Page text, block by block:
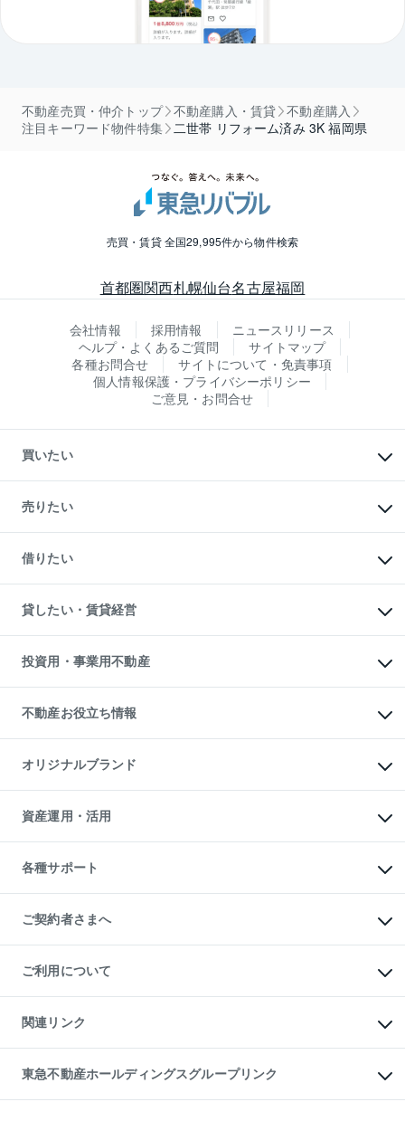
不動産売買・仲介トップ 不動産購入・賃貸
不動産購入
注目キーワード物件特集
二世帯 リフォーム済み 3K 福岡県
売買・賃貸 全国29,995件から物件検索
首都圏関西札幌仙台名古屋福岡
会社情報 採用情報
ニュースリリース
ヘルプ・よくあるご質問
サイトマップ
各種お問合せ
サイトについて・免責事項
個人情報保護・プライバシーポリシー
ご意見・お問合せ
買いたい
新築・分譲マンションの購入
中古マンションの購入
一戸建ての購入
中古一戸建ての購入
不動産購入の流れ
注目キーワード物件特集
購入ガイド
English 繁体中文簡体中文
売りたい
一戸建ての売却・査定
土地の売却・査定
スピードAI査定
不動産査定について
不動産売却の流れ
不動産買換えの流れ
売却ガイド
借りたい
オフィス・店舗の賃貸
借りるときの流れ
借りるガイド
貸したい・賃貸経営
マンション賃料データ
賃貸管理プラン
リロケーションについて
貸すガイド
投資用・事業用不動産
事業用不動産
マンション投資
投資用マンション
アパート経営
収益物件
ビル購入（ビル一棟）
投資用不動産の売却査定
事業用不動産の売却査定
不動産お役立ち情報
マンションライブラリー
人気マンションランキング
暮らしに役立つ不動産メディア
不動産相場・不動産価格情報
不動産コラム・ニュース
不動産用語集
不動産なんでもネット相談室
住まいの税金
オリジナルブランド
一棟リノベーションマンション
L`GENTE（ルジェンテ）
区分リノベーションマンション
投資用一棟レジデンスWELL
不動産小口投資
LEGACIA（レガシア）
資産運用・活用
不動産M&A
アセットマネジメント・出資
各種サポート
相続サポート
リフォームサポート
ご契約者さまへ
ご紹介・再契約特典
入居者様専用-各種ご案内（賃貸）
東急こすもす会「こすもすWeb」
ご利用について
金融商品取引について
東急リバブル ソーシャルメディアポリシー
ご意見・お問い合わせ（金融商品取引専用の相談・お問い合わせ窓口）
ダイレクトメール（郵送物）・Eメールなどの送付停止について
関連リンク
これからご結婚される方に東急百貨店のブライダルクラブ
人材サービスのご用命は 東急リバブルスタッフ株式会社まで
東北の逸品を贈ります 東北すぐれものセレクション
東急不動産ホールディングスグループリンク